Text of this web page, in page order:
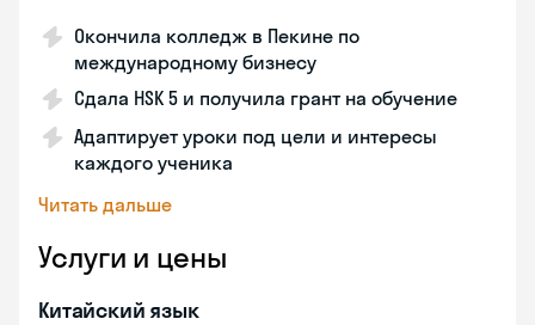
Окончила колледж в Пекине по
международному бизнесу
Сдала HSK 5 и получила грант на обучение
Адаптирует уроки под цели и интересы
каждого ученика
Читать дальше
Услуги и цены
Китайский язык